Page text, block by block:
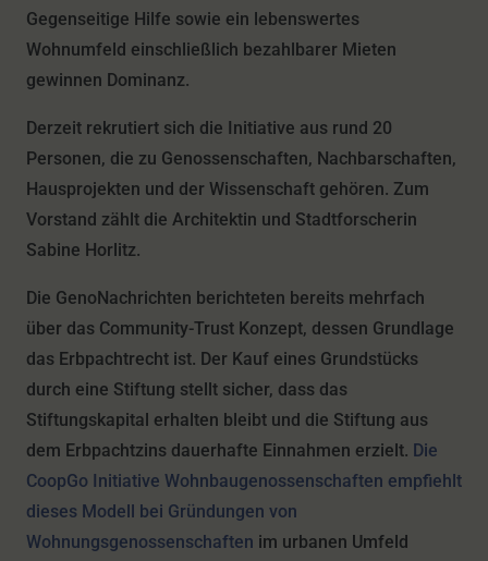
Gegenseitige Hilfe sowie ein lebenswertes
Wohnumfeld einschließlich bezahlbarer Mieten
gewinnen Dominanz.
Derzeit rekrutiert sich die Initiative aus rund 20
Personen, die zu Genossenschaften, Nachbarschaften,
Hausprojekten und der Wissenschaft gehören. Zum
Vorstand zählt die Architektin und Stadtforscherin
Sabine Horlitz.
Die GenoNachrichten berichteten bereits mehrfach
über das Community-Trust Konzept, dessen Grundlage
das Erbpachtrecht ist. Der Kauf eines Grundstücks
durch eine Stiftung stellt sicher, dass das
Stiftungskapital erhalten bleibt und die Stiftung aus
dem Erbpachtzins dauerhafte Einnahmen erzielt. Die
CoopGo Initiative Wohnbaugenossenschaften empfiehlt
dieses Modell bei Gründungen von
Wohnungsgenossenschaften im urbanen Umfeld